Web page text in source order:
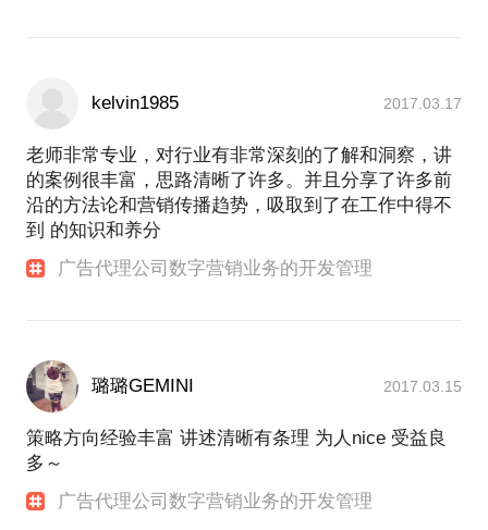
kelvin1985 2017.03.17
老师非常专业，对行业有非常深刻的了解和洞察，讲
的案例很丰富，思路清晰了许多。并且分享了许多前
沿的方法论和营销传播趋势，吸取到了在工作中得不
到 的知识和养分
广告代理公司数字营销业务的开发管理
璐璐GEMINI 2017.03.15
策略方向经验丰富 讲述清晰有条理 为人nice 受益良
多～
广告代理公司数字营销业务的开发管理